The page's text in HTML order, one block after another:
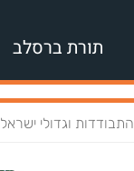
תורת ברסלב
התבודדות וגדולי ישראל